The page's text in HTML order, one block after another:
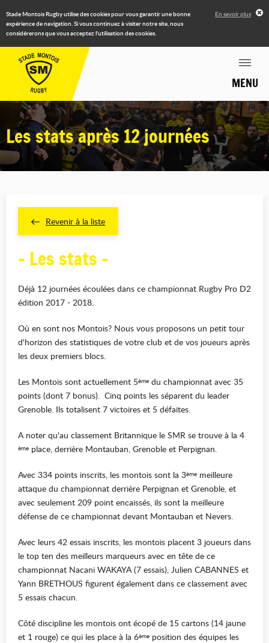
Stade Montois Rugby utilise des cookies pour vous garantir une bonne
expérience de navigation. Si vous continuez à visiter notre site, nous
considérerons que vous acceptez l'utilisation des cookies.
En savoir plus
MENU
Les stats après 12 journées
Revenir à la liste
- Les stats -
Déjà 12 journées écoulées dans ce championnat Rugby Pro D2
édition 2017 - 2018.
Où en sont nos Montois? Nous vous proposons un petit tour
d'horizon des statistiques de votre club et de vos joueurs après
les deux premiers blocs.
Les Montois sont actuellement 5ème du championnat avec 35
points (dont 7 bonus). Cinq points les séparent du leader
Grenoble. Ils totalisent 7 victoires et 5 défaites.
A noter qu'au classement Britannique le SMR se trouve à la 4
ème place, derrière Montauban, Grenoble et Perpignan.
Avec 334 points inscrits, les montois sont la 3ème meilleure
attaque du championnat derrière Perpignan et Grenoble, et
avec seulement 209 point encaissés, ils sont la meilleure
défense de ce championnat devant Montauban et Nevers.
Avec leurs 42 essais inscrits, les montois placent 3 joueurs dans
le top ten des meilleurs marqueurs avec en tête de ce
championnat Nacani WAKAYA (7 essais), Julien CABANNES et
Yann BRETHOUS figurent également dans ce classement avec
5 essais chacun.
Côté discipline les montois ont écopé de 15 cartons (14 jaune
et 1 rouge) ce qui les place à la 6ème position des équipes les